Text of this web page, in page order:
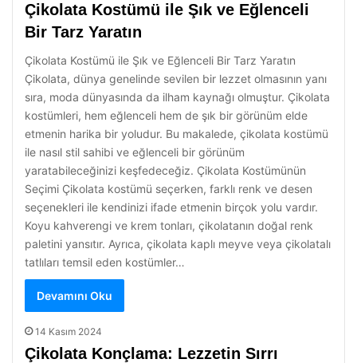
Çikolata Kostümü ile Şık ve Eğlenceli
Bir Tarz Yaratın
Çikolata Kostümü ile Şık ve Eğlenceli Bir Tarz Yaratın
Çikolata, dünya genelinde sevilen bir lezzet olmasının yanı
sıra, moda dünyasında da ilham kaynağı olmuştur. Çikolata
kostümleri, hem eğlenceli hem de şık bir görünüm elde
etmenin harika bir yoludur. Bu makalede, çikolata kostümü
ile nasıl stil sahibi ve eğlenceli bir görünüm
yaratabileceğinizi keşfedeceğiz. Çikolata Kostümünün
Seçimi Çikolata kostümü seçerken, farklı renk ve desen
seçenekleri ile kendinizi ifade etmenin birçok yolu vardır.
Koyu kahverengi ve krem tonları, çikolatanın doğal renk
paletini yansıtır. Ayrıca, çikolata kaplı meyve veya çikolatalı
tatlıları temsil eden kostümler…
Devamını Oku
14 Kasım 2024
Çikolata Konçlama: Lezzetin Sırrı